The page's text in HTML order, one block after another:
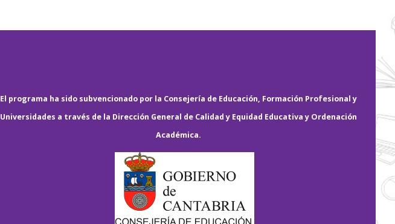
El programa ha sido subvencionado por la Consejería de Educación, Formación Profesional y
Universidades a través de la Dirección General de Calidad y Equidad Educativa y Ordenación
Académica.